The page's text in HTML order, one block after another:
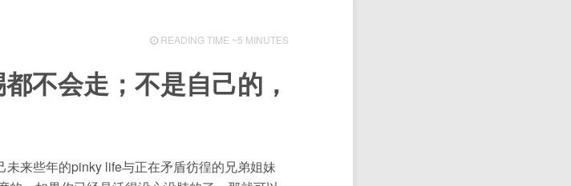
READING TIME ~5 MINUTES
不会走；不是自己的，
来些年的pinky life与正在矛盾彷徨的兄弟姐妹